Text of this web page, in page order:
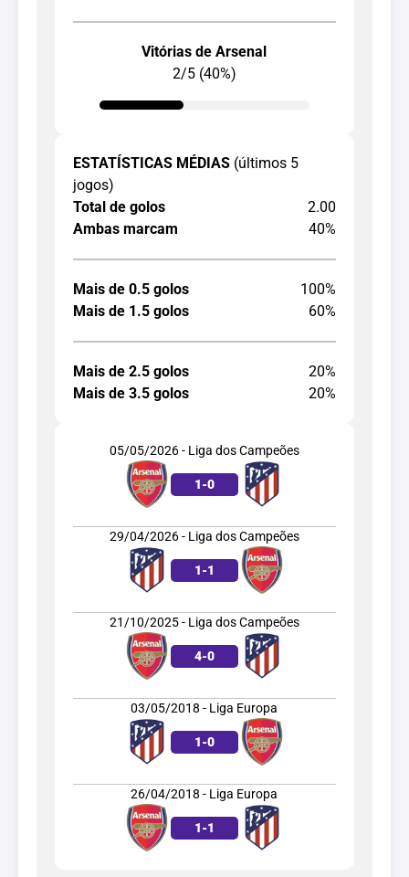
Vitórias de Arsenal
2/5 (40%)
ESTATÍSTICAS MÉDIAS (últimos 5
jogos)
Total de golos
2.00
Ambas marcam
40%
Mais de 0.5 golos
100%
Mais de 1.5 golos
60%
Mais de 2.5 golos
20%
Mais de 3.5 golos
20%
05/05/2026 - Liga dos Campeões
1-0
29/04/2026 - Liga dos Campeões
1-1
21/10/2025 - Liga dos Campeões
4-0
03/05/2018 - Liga Europa
1-0
26/04/2018 - Liga Europa
1-1